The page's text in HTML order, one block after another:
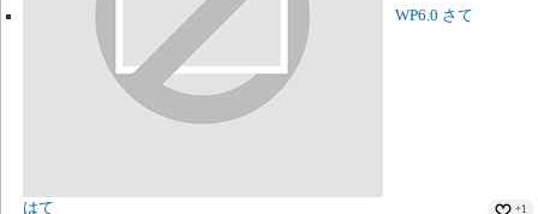
WP6.0 さて
はて +1